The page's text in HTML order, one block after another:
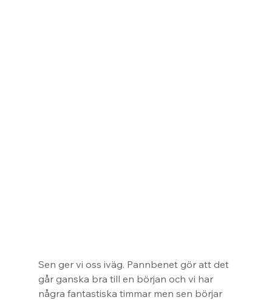
Sen ger vi oss iväg. Pannbenet gör att det
går ganska bra till en början och vi har
några fantastiska timmar men sen börjar